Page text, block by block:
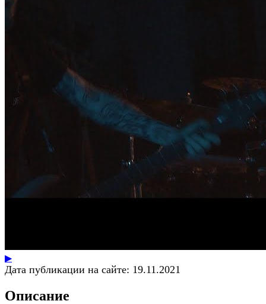
▶
Дата публикации на сайте: 19.11.2021
Описание